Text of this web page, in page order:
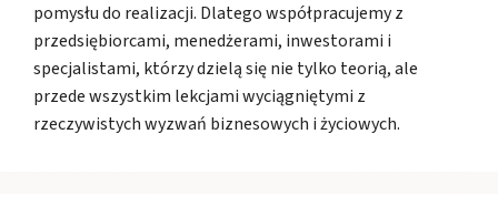
pomysłu do realizacji. Dlatego współpracujemy z
przedsiębiorcami, menedżerami, inwestorami i
specjalistami, którzy dzielą się nie tylko teorią, ale
przede wszystkim lekcjami wyciągniętymi z
rzeczywistych wyzwań biznesowych i życiowych.